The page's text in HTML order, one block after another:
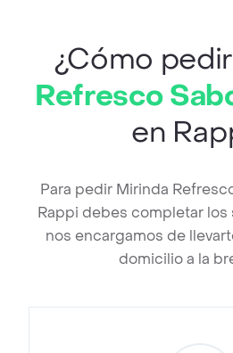
¿Cómo pedir
Refresco
en
Para pedir Mirinda
Rappi debes completar
nos encargamos de
domicilio a la